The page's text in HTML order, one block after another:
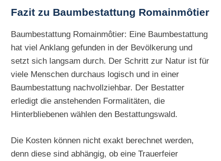
Fazit zu Baumbestattung Romainmôtier
Baumbestattung Romainmôtier: Eine Baumbestattung
hat viel Anklang gefunden in der Bevölkerung und
setzt sich langsam durch. Der Schritt zur Natur ist für
viele Menschen durchaus logisch und in einer
Baumbestattung nachvollziehbar. Der Bestatter
erledigt die anstehenden Formalitäten, die
Hinterbliebenen wählen den Bestattungswald.
Die Kosten können nicht exakt berechnet werden,
denn diese sind abhängig, ob eine Trauerfeier